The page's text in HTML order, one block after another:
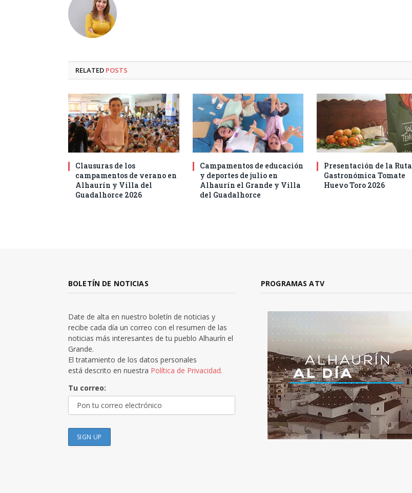
RELATED POSTS
Clausuras de los
campamentos de verano en
Alhaurín y Villa del
Guadalhorce 2026
Campamentos de educación
y deportes de julio en
Alhaurín el Grande y Villa
del Guadalhorce
Presentación de la Ruta
Gastronómica Tomate
Huevo Toro 2026
BOLETÍN DE NOTICIAS
Date de alta en nuestro boletín de noticias y
recibe cada día un correo con el resumen de las
noticias más interesantes de tu pueblo Alhaurín el
Grande.
El tratamiento de los datos personales
está descrito en nuestra Política de Privacidad.
Tu correo:
PROGRAMAS ATV